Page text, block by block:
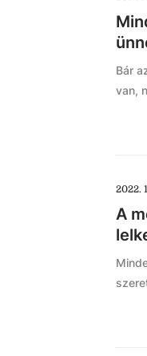
Bár
van,
2022.
A